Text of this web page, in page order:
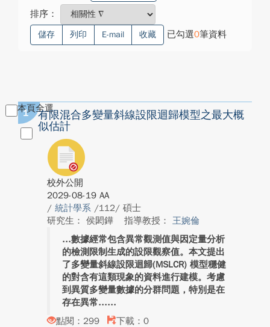
排序：
儲存 列印 E-mail 收藏 已勾選0筆資料
本頁全選
1
有限混合多變量斜線設限迴歸模型之最大概
似估計
校外公開
2029-08-19 AA
/ 統計學系 /112/ 碩士
研究生： 侯閎鏵
指導教授： 王婉倫
數據經常包含異常觀測值與因定量分析
的檢測限制生成的設限觀察值。本文提出
了多變量斜線設限迴歸(MSLCR) 模型穩健
的對含有這類現象的資料進行建模。考慮
到異質多變量數據的分群問題，特別是在
存在異常...
點閱：299
下載：0